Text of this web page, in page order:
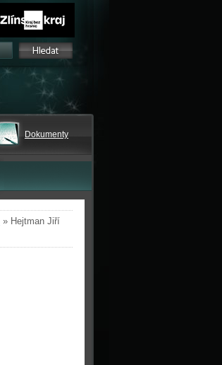
Dokumenty
» Hejtman Jiří